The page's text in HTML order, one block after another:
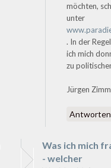
möchten,
unter
. In der
ich mich
zu
Jürgen
Antworten
Was ich mich
- welcher